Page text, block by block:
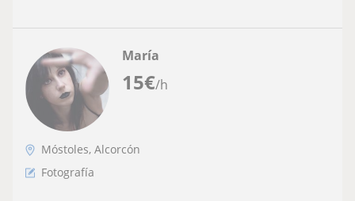
15€/h
María
Móstoles, Alcorcón
Fotografía